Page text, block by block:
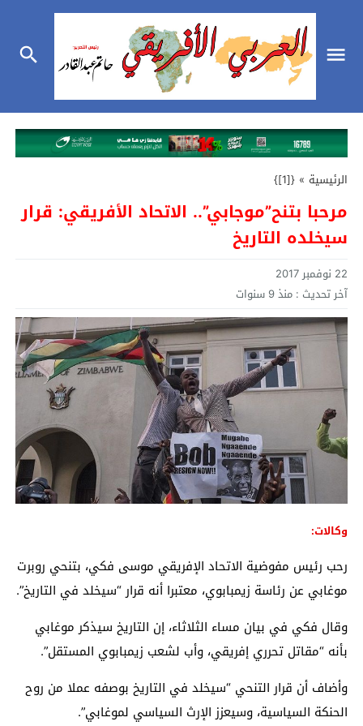
الرئيسية »
{[1]}
مرحبا بتنح”موجابي”.. الاتحاد الأفريقي: قرار
سيخلده التاريخ
22 نوفمبر 2017
آخر تحديث : منذ 9 سنوات
وكالات:
رحب رئيس مفوضية الاتحاد الإفريقي موسى فكي، بتنحي روبرت
موغابي عن رئاسة زيمبابوي، معتبرا أنه قرار “سيخلد في التاريخ”.
وقال فكي في بيان مساء الثلاثاء، إن التاريخ سيذكر موغابي
بأنه “مقاتل تحرري إفريقي، وأب لشعب زيمبابوي المستقل”.
وأضاف أن قرار التنحي “سيخلد في التاريخ بوصفه عملا من روح
الحنكة السياسية، وسيعزز الإرث السياسي لموغابي”.